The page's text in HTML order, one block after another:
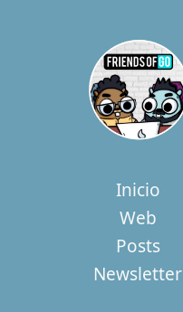
Inicio
Web
Posts
Newsletter